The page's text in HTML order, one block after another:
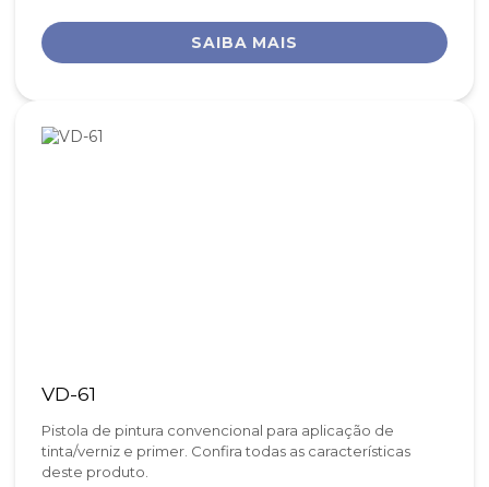
SAIBA MAIS
VD-61
Pistola de pintura convencional para aplicação de
tinta/verniz e primer. Confira todas as características
deste produto.